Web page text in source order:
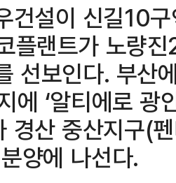
건설이 신길10
플랜트가 노량
선보인다. 부산
에 ‘알티에로 광
경산 중산지구(
양에 나선다.